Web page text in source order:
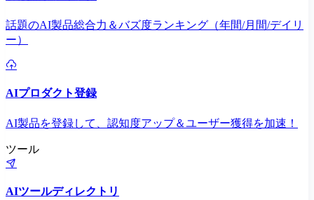
話題のAI製品総合力＆バズ度ランキング（年間/月間/デイリ
ー）
AIプロダクト登録
AI製品を登録して、認知度アップ＆ユーザー獲得を加速！
ツール
AIツールディレクトリ